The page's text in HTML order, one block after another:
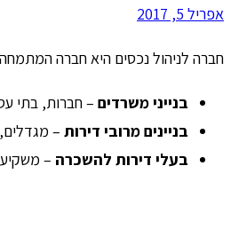
אפריל 5, 2017
חברה לניהול נכסים היא חברה המתמחה
בנייני משרדים – חברות, בתי
בניינים מרובי דירות – מגדלים,
בעלי דירות להשכרה –